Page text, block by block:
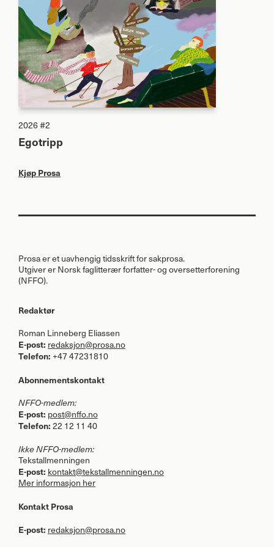
2026 #2
Egotripp
Kjøp Prosa
Prosa er et uavhengig tidsskrift for sakprosa.
Utgiver er Norsk faglitterær forfatter- og oversetterforening
(NFFO).
Redaktør
Roman Linneberg Eliassen
E-post: redaksjon@prosa.no
Telefon: +47 47231810
Abonnementskontakt
NFFO-medlem:
E-post: post@nffo.no
Telefon: 22 12 11 40
IkkeNFFO-medlem:
Tekstallmenningen
E-post: kontakt@tekstallmenningen.no
Mer informasjon her
Kontakt Prosa
E-post: redaksjon@prosa.no